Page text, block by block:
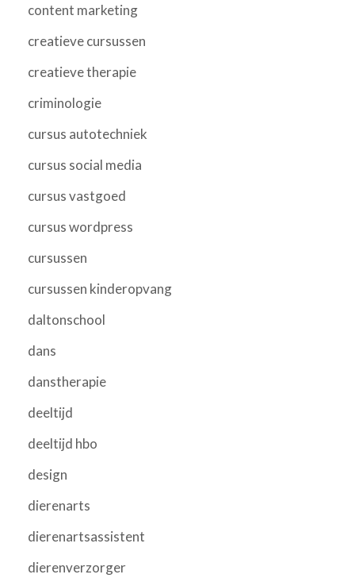
content marketing
creatieve cursussen
creatieve therapie
criminologie
cursus autotechniek
cursus social media
cursus vastgoed
cursus wordpress
cursussen
cursussen kinderopvang
daltonschool
dans
danstherapie
deeltijd
deeltijd hbo
design
dierenarts
dierenartsassistent
dierenverzorger